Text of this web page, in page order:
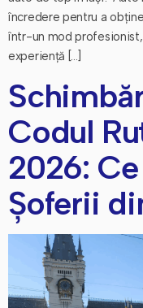
încredere pentru a
într-un mod
experiență […]
Codul
2026:
Șoferii